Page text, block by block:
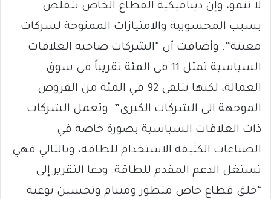
لا تنمو، وإن ديناميكية القطاع الخاص تتقلص
بسبب المحسوبية والامتيازات الممنوحة لشركات
معينة”. وأضافت أن “الشركات صاحبة العلاقات
السياسية تمثل 11 في المئة تقريباً في سوق
العمالة، لكنها تتلقى 92 في المئة من القروض
الموجهة الى الشركات الكبرى”. وتعمل الشركات
ذات العلاقات السياسية بصورة خاصة في
الصناعات الكثيفة الاستخدام للطاقة، وبالتالي فهي
تستغل الدعم المقدم للطاقة. ودعا التقرير إلى
“خلق قطاع خاص متطور ومتنام وتحسين نوعية